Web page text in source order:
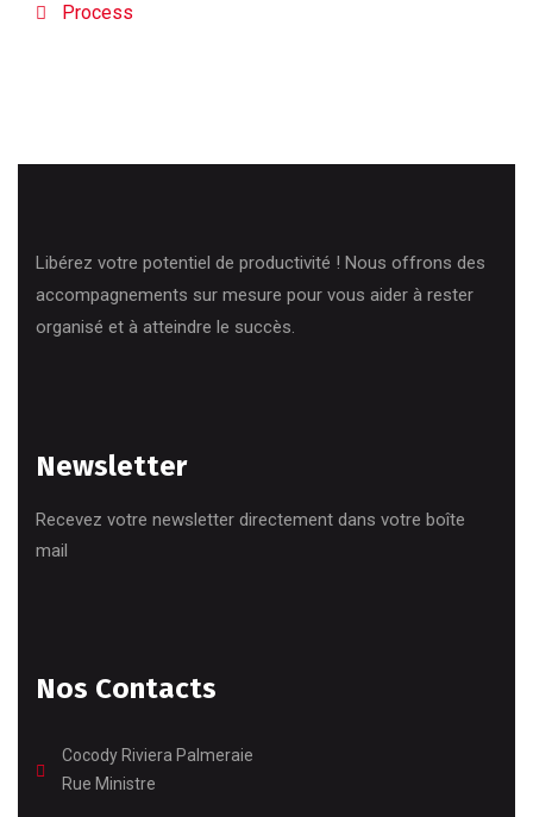
Process
Libérez votre potentiel de productivité ! Nous offrons des
accompagnements sur mesure pour vous aider à rester
organisé et à atteindre le succès.
Newsletter
Recevez votre newsletter directement dans votre boîte
mail
Nos Contacts
Cocody Riviera Palmeraie
Rue Ministre